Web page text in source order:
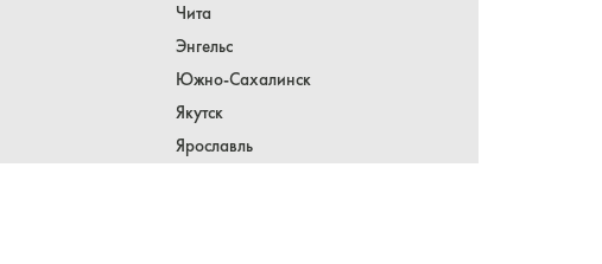
Чита
Энгельс
Южно-Сахалинск
Якутск
Ярославль